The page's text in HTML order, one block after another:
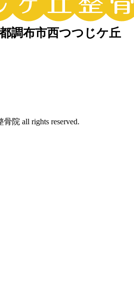
調布市西つつじケ丘
院 all rights reserved.